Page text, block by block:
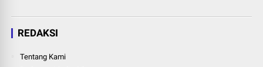
REDAKSI
Tentang Kami